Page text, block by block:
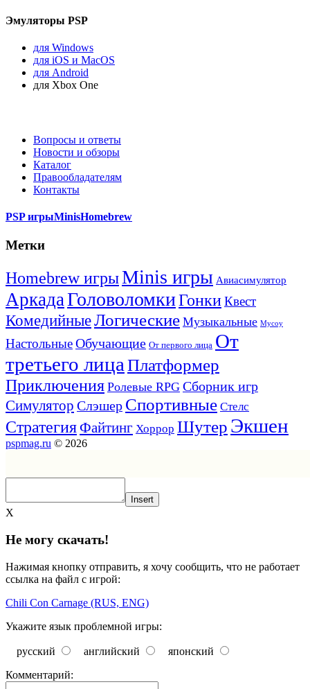
Эмуляторы PSP
для Windows
для iOS и MacOS
для Android
для Xbox One
Вопросы и ответы
Новости и обзоры
Каталог
Правообладателям
Контакты
PSP игрыMinisHomebrew
Метки
Homebrew игрыMinis игры Авиасимулятор
АркадаГоловоломкиГонкиКвест
КомедийныеЛогические Музыкальные Мусоу
НастольныеОбучающие От первого лица От
третьего лица Платформер
Приключения Ролевые RPG Сборник игр
Симулятор Слэшер Спортивные Стелс
СтратегияФайтинг Хоррор Шутер Экшен
pspmag.ru © 2026
Insert
X
Не могу скачать!
Нажимая кнопку отправить, я хочу сообщить, что не работает
ссылка на файл с игрой:
Chili Con Carnage (RUS, ENG)
Укажите язык проблемной игры:
русский английский
японский
Комментарий: